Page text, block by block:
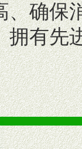
、确保
拥有先
建立全